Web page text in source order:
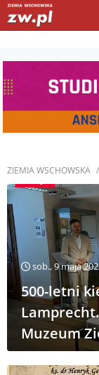
ZIEMIA WSCHOWSKA
sob., 9 maja
500-letni
Muzeum